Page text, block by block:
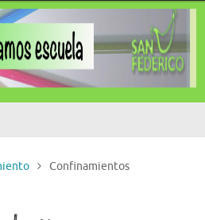
Confinamientos